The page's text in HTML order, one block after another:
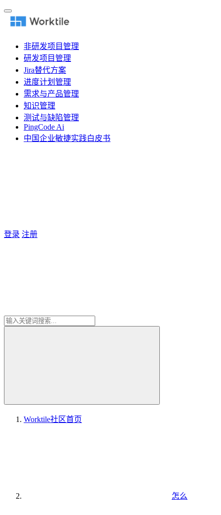
非研发项目管理
研发项目管理
Jira替代方案
进度计划管理
需求与产品管理
知识管理
测试与缺陷管理
PingCode Ai
中国企业敏捷实践白皮书
登录 注册
Worktile社区首页
怎么